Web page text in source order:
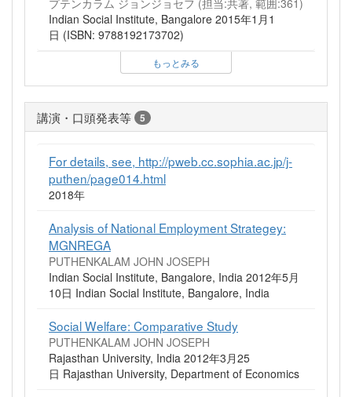
プテンカラム ジョンジョセフ (担当:共著, 範囲:361)
Indian Social Institute, Bangalore 2015年1月1
日 (ISBN: 9788192173702)
もっとみる
講演・口頭発表等 5
For details, see, http://pweb.cc.sophia.ac.jp/j-
puthen/page014.html
2018年
Analysis of National Employment Strategey:
MGNREGA
PUTHENKALAM JOHN JOSEPH
Indian Social Institute, Bangalore, India 2012年5月
10日 Indian Social Institute, Bangalore, India
Social Welfare: Comparative Study
PUTHENKALAM JOHN JOSEPH
Rajasthan University, India 2012年3月25
日 Rajasthan University, Department of Economics